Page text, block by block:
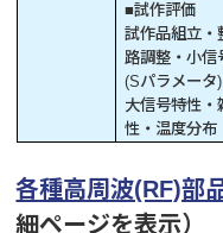
■試作評価
試作品組立・
路調整・小信
(Sパラメータ)
大信号特性・
性・温度分布
各種高周波(RF)部
細ページを表示）